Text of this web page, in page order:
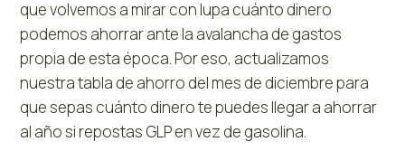
que volvemos a mirar con lupa cuánto dinero
podemos ahorrar ante la avalancha de gastos
propia de esta época. Por eso, actualizamos
nuestra tabla de ahorro del mes de diciembre para
que sepas cuánto dinero te puedes llegar a ahorrar
al año si repostas GLP en vez de gasolina.